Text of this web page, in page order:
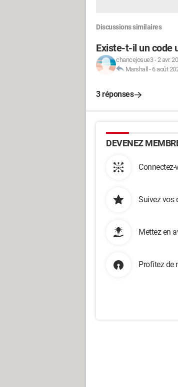
Discussions similaires
Existe-t-il un code
chancejosue3-2 avr.
Marshall - 6 août
3 réponses
DEVENEZ
Suivez vos
Mettez en
Profitez de